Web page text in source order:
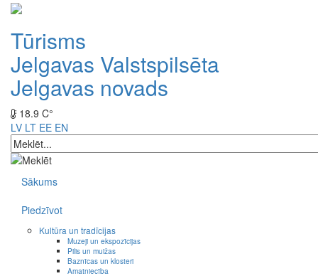
Tūrisms
Jelgavas Valstspilsēta
Jelgavas novads
18.9 C°
LV LT EE EN
Sākums
Piedzīvot
Kultūra un tradīcijas
Muzeji un ekspozīcijas
Pilis un muižas
Baznīcas un klosteri
Amatniecība